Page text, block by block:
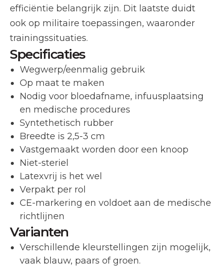
efficiëntie belangrijk zijn. Dit laatste duidt
ook op militaire toepassingen, waaronder
trainingssituaties.
Specificaties
Wegwerp/eenmalig gebruik
Op maat te maken
Nodig voor bloedafname, infuusplaatsing
en medische procedures
Syntethetisch rubber
Breedte is 2,5-3 cm
Vastgemaakt worden door een knoop
Niet-steriel
Latexvrij is het wel
Verpakt per rol
CE-markering en voldoet aan de medische
richtlijnen
Varianten
Verschillende kleurstellingen zijn mogelijk,
vaak blauw, paars of groen.